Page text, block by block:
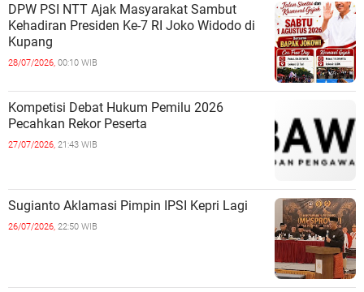
DPW PSI NTT Ajak Masyarakat Sambut
Kehadiran Presiden Ke-7 RI Joko Widodo di
Kupang
28/07/2026, 00:10 WIB
Kompetisi Debat Hukum Pemilu 2026
Pecahkan Rekor Peserta
27/07/2026, 21:43 WIB
Sugianto Aklamasi Pimpin IPSI Kepri Lagi
26/07/2026, 22:50 WIB